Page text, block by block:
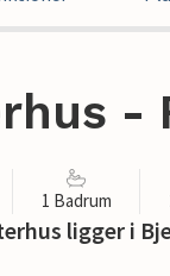
-
1 Badrum
ligger i